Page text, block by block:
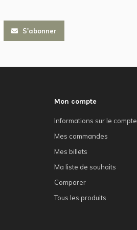
S'abonner
Mon compte
Informations sur le compte
Mes commandes
Mes billets
Ma liste de souhaits
Comparer
Tous les produits